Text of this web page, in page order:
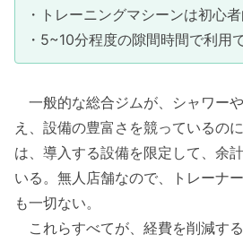
・トレーニングマシーンは初心
・5~10分程度の隙間時間で利用
一般的な総合ジムが、シャワー
え、設備の豊富さを競っているの
は、導入する設備を限定して、余
いる。無人店舗なので、トレーナ
も一切ない。
これらすべてが、経費を削減す